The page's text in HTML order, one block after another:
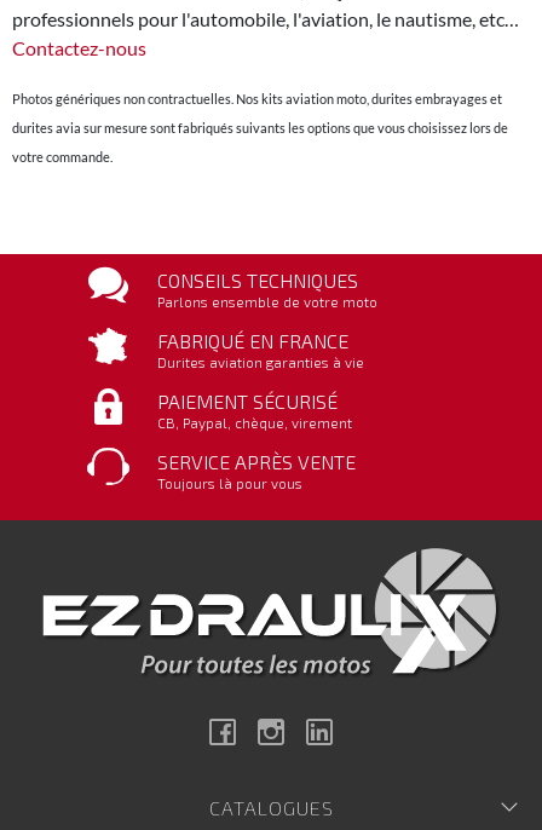
professionnels pour l'automobile, l'aviation, le nautisme, etc…
Contactez-nous
Photos génériques non contractuelles. Nos kits aviation moto, durites embrayages et
durites avia sur mesure sont fabriqués suivants les options que vous choisissez lors de
votre commande.
CONSEILS TECHNIQUES
Parlons ensemble de votre moto
FABRIQUÉ EN FRANCE
Durites aviation garanties à vie
PAIEMENT SÉCURISÉ
CB, Paypal, chèque, virement
SERVICE APRÈS VENTE
Toujours là pour vous
FacebookInstagram
CATALOGUES